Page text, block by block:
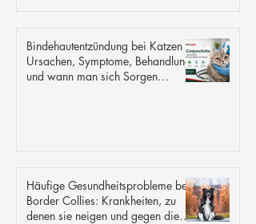
Bindehautentzündung bei Katzen –
Ursachen, Symptome, Behandlung
und wann man sich Sorgen
Häufige Gesundheitsprobleme bei
Border Collies: Krankheiten, zu
denen sie neigen und gegen die